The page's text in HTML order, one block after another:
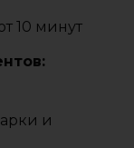
10 минут
и